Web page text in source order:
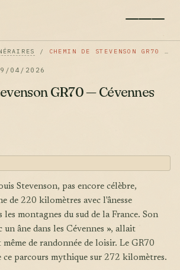
/ CHEMIN DE STEVENSON GR70 — CÉVENNES
04/2026
GR70 — Cévennes
Stevenson, pas encore célèbre,
de 220 kilomètres avec l'ânesse
montagnes du sud de la France. Son
un âne dans les Cévennes », allait
de randonnée de loisir. Le GR70
parcours mythique sur 272 kilomètres.